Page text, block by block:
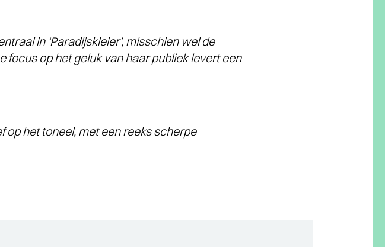
in ‘Paradijskleier’, misschien wel de
focus op het geluk van haar publiek levert een
op het toneel, met een reeks scherpe